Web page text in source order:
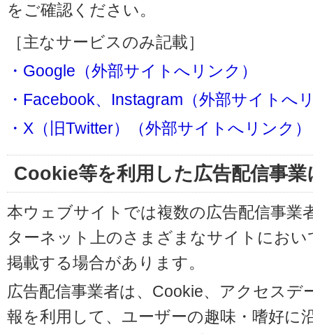
をご確認ください。
［主なサービスのみ記載］
・Google（外部サイトへリンク）
・Facebook、Instagram（外部サイトへ
・X（旧Twitter）（外部サイトへリンク）
Cookie等を利用した広告配信事
本ウェブサイトでは複数の広告配信事業
ターネット上のさまざまなサイトにお
掲載する場合があります。
広告配信事業者は、Cookie、アクセスデ
報を利用して、ユーザーの趣味・嗜好に